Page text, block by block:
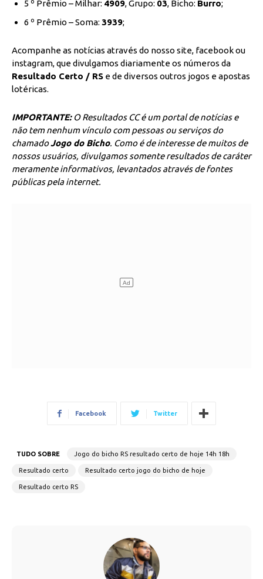
5 º Prêmio – Milhar: 4909, Grupo: 03, Bicho: Burro;
6 º Prêmio – Soma: 3939;
Acompanhe as notícias através do nosso site, facebook ou
instagram, que divulgamos diariamente os números da
Resultado Certo / RS e de diversos outros jogos e apostas
lotéricas.
IMPORTANTE:O Resultados CC é um portal de notícias e
não tem nenhum vínculo com pessoas ou serviços do
chamadoJogo do Bicho. Como é de interesse de muitos de
nossos usuários, divulgamos somente resultados de caráter
meramente informativos, levantados através de fontes
públicas pela internet.
Facebook Twitter
TUDO SOBRE Jogo do bicho RS resultado certo de hoje 14h 18h
Resultado certo Resultado certo jogo do bicho de hoje
Resultado certo RS